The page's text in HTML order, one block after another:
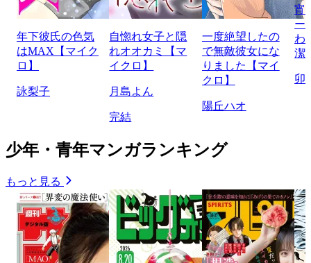
年下彼氏の色気
はMAX【マイク
ロ】
詠梨子
自惚れ女子と隠
れオオカミ【マ
イクロ】
月島よん
完結
一度絶望したの
で無敵彼女にな
りました【マイ
クロ】
陽丘ハオ
宵
ー
わ
潔
卯
少年・青年マンガランキング
もっと見る